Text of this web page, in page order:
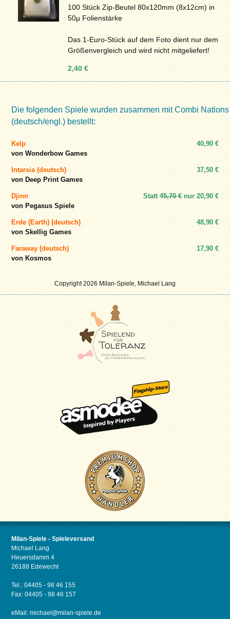
Copyright 2026 Milan-Spiele, Michael Lang
100 Stück Zip-Beutel 80x120mm (8x12cm) in
50µ Folienstärke
Das 1-Euro-Stück auf dem Foto dient nur dem
Größenvergleich und wird nicht mitgeliefert!
2,40 €
Die folgenden Spiele wurden zusammen mit Combi Nations
(deutsch/engl.) bestellt:
Kelp
von Wonderbow Games
40,90 €
Intarsia (deutsch)
von Deep Print Games
37,50 €
Djinn
von Pegasus Spiele
Statt45,70 €nur 20,90 €
Erde (Earth) (deutsch)
von Skellig Games
48,90 €
Faraway (deutsch)
von Kosmos
17,90 €
Milan-Spiele - Spieleversand
Michael Lang
Heuersdamm 4
26188 Edewecht
Tel.: 04405 - 98 46 155
Fax: 04405 - 98 46 157
eMail:michael@milan-spiele.de